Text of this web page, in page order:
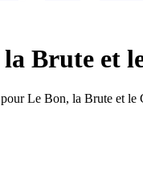
la Brute et
Le Bon, la Brute et le